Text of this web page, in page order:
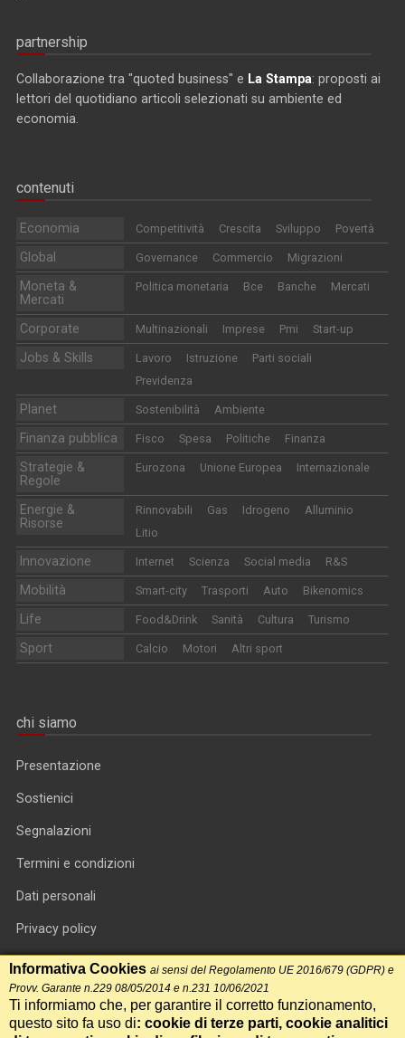
partnership
Collaborazione tra "quoted business" e La Stampa: proposti ai
lettori del quotidiano articoli selezionati su ambiente ed
economia.
contenuti
Economia Competitività Crescita Sviluppo Povertà
Global Governance Commercio Migrazioni
Moneta &
Mercati
Politica monetaria Bce Banche Mercati
Corporate Multinazionali Imprese Pmi Start-up
Jobs & Skills Lavoro Istruzione
Parti sociali
Previdenza
Planet Sostenibilità Ambiente
Finanza pubblica Fisco Spesa Politiche Finanza
Strategie &
Regole
Eurozona Unione Europea Internazionale
Energie &
Risorse
Rinnovabili Gas Idrogeno
Alluminio
Litio
Innovazione Internet Scienza Social media R&S
Mobilità Smart-city Trasporti Auto Bikenomics
Life Food&Drink Sanità Cultura Turismo
Sport Calcio Motori Altri sport
chi siamo
Presentazione
Sostienici
Segnalazioni
Termini e condizioni
Dati personali
Privacy policy
Informativa cookie
RSS feed
RSS Top News
Informativa Cookies ai sensi del Regolamento UE 2016/679 (GDPR) e
Provv. Garante n.229 08/05/2014 e n.231 10/06/2021
Ti informiamo che, per garantire il corretto funzionamento,
questo sito fa uso di: cookie di terze parti, cookie analitici